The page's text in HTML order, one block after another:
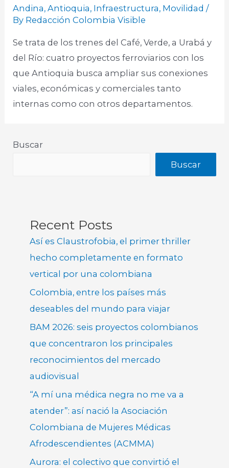
Andina,Antioquia, Infraestructura, Movilidad /
By Redacción Colombia Visible
Se trata de los trenes del Café, Verde, a Urabá y
del Río: cuatro proyectos ferroviarios con los
que Antioquia busca ampliar sus conexiones
viales, económicas y comerciales tanto
internas como con otros departamentos.
Buscar
Buscar
Recent Posts
Así es Claustrofobia, el primer thriller
hecho completamente en formato
vertical por una colombiana
Colombia, entre los países más
deseables del mundo para viajar
BAM 2026: seis proyectos colombianos
que concentraron los principales
reconocimientos del mercado
audiovisual
“A mí una médica negra no me va a
atender”: así nació la Asociación
Colombiana de Mujeres Médicas
Afrodescendientes (ACMMA)
Aurora: el colectivo que convirtió el